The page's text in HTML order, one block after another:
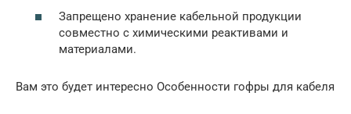
Запрещено хранение кабельной продукции
совместно с химическими реактивами и
материалами.
Вам это будет интересно Особенности гофры для кабеля